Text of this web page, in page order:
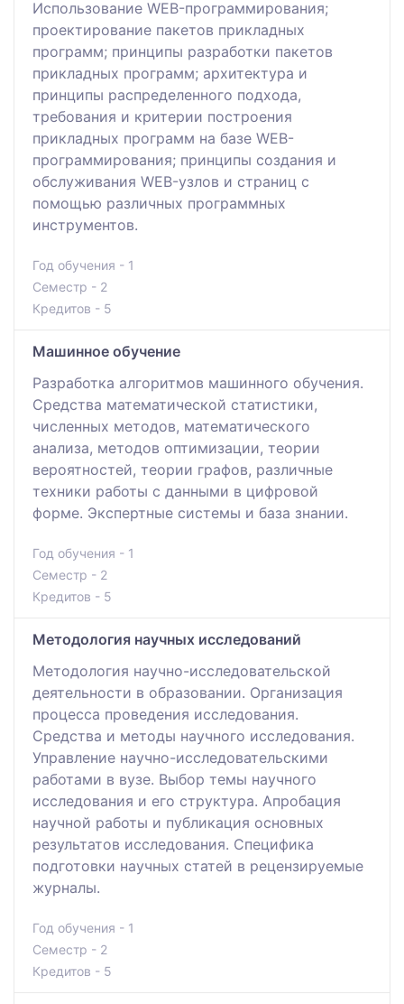
Использование WEB-программирования;
проектирование пакетов прикладных
программ; принципы разработки пакетов
прикладных программ; архитектура и
принципы распределенного подхода,
требования и критерии построения
прикладных программ на базе WEB-
программирования; принципы создания и
обслуживания WEB-узлов и страниц с
помощью различных программных
инструментов.
Год обучения - 1
Семестр - 2
Кредитов - 5
Машинное обучение
Разработка алгоритмов машинного обучения.
Средства математической статистики,
численных методов, математического
анализа, методов оптимизации, теории
вероятностей, теории графов, различные
техники работы с данными в цифровой
форме. Экспертные системы и база знании.
Год обучения - 1
Семестр - 2
Кредитов - 5
Методология научных исследований
Методология научно-исследовательской
деятельности в образовании. Организация
процесса проведения исследования.
Средства и методы научного исследования.
Управление научно-исследовательскими
работами в вузе. Выбор темы научного
исследования и его структура. Апробация
научной работы и публикация основных
результатов исследования. Специфика
подготовки научных статей в рецензируемые
журналы.
Год обучения - 1
Семестр - 2
Кредитов - 5